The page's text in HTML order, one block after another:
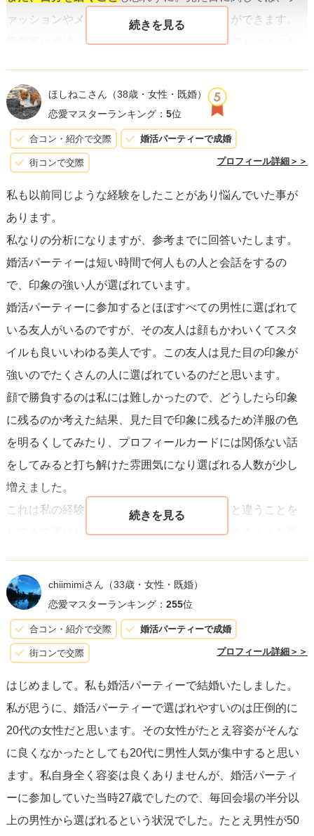
ァッションやメイクで多くをカバーすることができます。
専門家に相談し、第一印象を良くするためのアドバイスを
やスキルを磨いたり、今までに感じたことのない新しい体
験をして視野を広げることで、
魅力が増します。
最後に、婚活パーティーは数をこなすことも重要ですが、
質にもこだわる必要があります。
模のイベントを選び、その場に合った対策を取ることが肝
心です。また、
用してみるのも良いでしょう。相手からどのように映って
いるかを知ることで、具体的な改善点が見えてくるはずで
す。
勇気を出して行動するあなたの姿勢はとても素晴らしいで
す。微調整を繰り返しながら、自分に合った婚活方法を見
つけていけると良いですね。
ほしねこさん （38歳・女性・既婚）
恋愛マスターランキング： 5位
合コン・紹介で交際 婚活パーティーで成婚
街コンで交際 プロフィール詳細＞＞
私も以前同じような経験をしたことがあり悩んでいた事が
あります。
私なりの分析になりますが、参考までに回答いたします。
婚活パーティーは短い時間で何人もの人と会話をするの
で、印象の強い人が選ばれています。
婚活パーティーに参加するとほぼすべての男性に選ばれて
いる友人がいるのですが、その友人は顔もかわいくてスタ
イルも良いいわゆる美人です。この友人は見た目の印象が
強いのでたくさんの人に選ばれているのだと思います。
顔で勝負するのは私には難しかったので、どうしたら印象
に残るのか考えた結果、見た目で印象に残るため洋服の色
を明るくしてみたり、プロフィールカードには関係ない話
をしてみると打ち解けた雰囲気になり選ばれる人数が少し
増えました。
これは私の経験による分析ですので、いつもと違うことを
してみて選ばれる人数が増えるかどうか実験するような気
います。
chiimimiさん （33歳・女性・既婚）
恋愛マスターランキング： 255位
合コン・紹介で交際 婚活パーティーで成婚
街コンで交際 プロフィール詳細＞＞
はじめまして。私も婚活パーティーで結婚いたしました。
私が思うに、婚活パーティーで選ばれやすいのは圧倒的に
20代の女性だと思います。その女性がたとえ容姿がそんな
に良くなかったとしても20代に男性人気が集中すると思い
ます。私自身全く容姿は良くありませんが、婚活パーティ
ーに参加していた当時27歳でしたので、毎回会場の半分以
上の男性から選ばれるという状況でした。たとえ男性が50